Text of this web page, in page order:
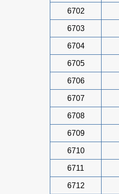
6702
6703
6704
6705
6706
6707
6708
6709
6710
6711
6712